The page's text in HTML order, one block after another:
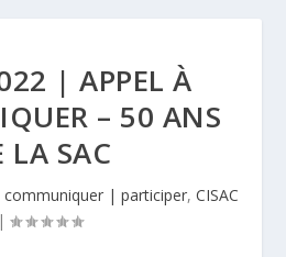
| APPEL À
– 50 ANS
LA SAC
communiquer | participer, CISAC
|